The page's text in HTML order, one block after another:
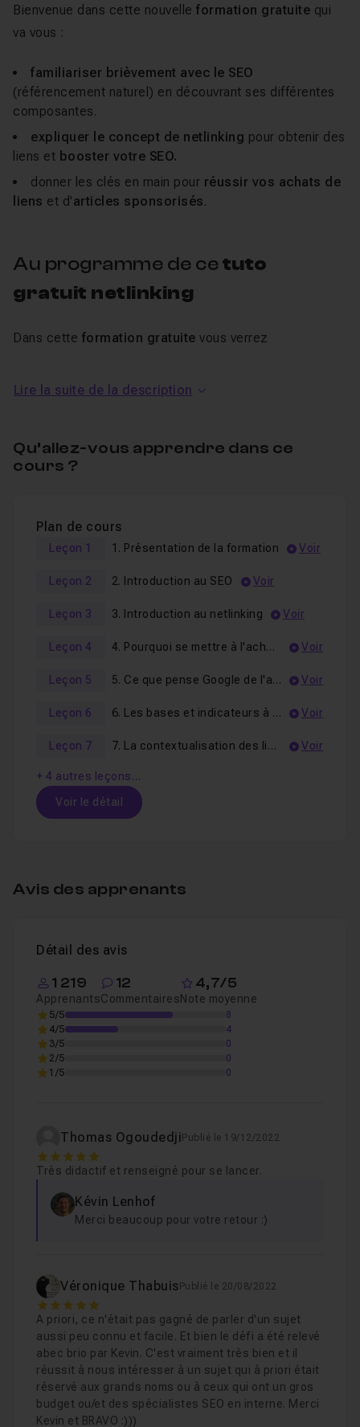
Bienvenue dans cette nouvelle formation gratuite qui
va vous :
familiariser brièvement avec le SEO
(référencement naturel) en découvrant ses différentes
composantes.
expliquer le concept de netlinking pour obtenir des
liens et booster votre SEO.
donner les clés en main pour réussir vos achats de
liens et d'articles sponsorisés.
Au programme de ce tuto
gratuit netlinking
Dans cette formation gratuite vous verrez
répandue,
les pièges à éviter,
lesbonnes pratiques
un QCM de fin pour valider vos nouvelles
Je reste disponible dans le salon d'entraide pour
Bon tuto
Lire la suite de la description
Qu’allez-vous apprendre dans ce
cours ?
Plan de cours
Leçon 1 1. Présentation de la formation Voir
Leçon 2 2. Introduction au SEO Voir
Leçon 3 3. Introduction au netlinking Voir
Leçon 4 4. Pourquoi se mettre à l'achat de liens Voir
Leçon 5 5. Ce que pense Google de l'achat de liens Voir
Leçon 6 6. Les bases et indicateurs à connaître Voir
Leçon 7 7. La contextualisation des liens Voir
+ 4 autres leçons…
Voir le détail
Leçon 2 2. Introduction au SEO
Voir
Leçon 3 3. Introduction au netlinking
Leçon 4
Leçon 5 5. Ce que pense Google de l'achat de liens
Voir
Leçon 6
Leçon 7 7. La contextualisation des liens
Voir
Avis des apprenants
Détail des avis
1 219
Apprenants
12
Commentaires
4,7/5
Note moyenne
5/5
8
4/5
4
3/5
0
2/5
0
1/5
0
Thomas Ogoudedji Publié le 19/12/2022
5
Très didactif et renseigné pour se lancer.
Kévin Lenhof
Merci beaucoup pour votre retour :)
Véronique Thabuis Publié le 20/08/2022
5
A priori, ce n'était pas gagné de parler d'un sujet
aussi peu connu et facile. Et bien le défi a été relevé
abec brio par Kevin. C'est vraiment très bien et il
réussit à nous intéresser à un sujet qui à priori était
réservé aux grands noms ou à ceux qui ont un gros
budget ou/et des spécialistes SEO en interne. Merci
Kevin et BRAVO :)))